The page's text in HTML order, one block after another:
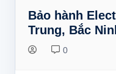
Bảo hành
Trung, Bắc
0